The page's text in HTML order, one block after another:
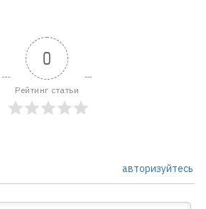
0
Рейтинг статьи
авторизуйтесь